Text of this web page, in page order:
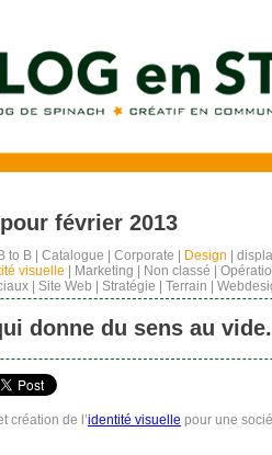
février 2013
B to B Catalogue Corporate Design
visuelle Marketing Non classé
Site Web Stratégie Terrain
donne du sens au vide.
création de l’identité visuelle pour une